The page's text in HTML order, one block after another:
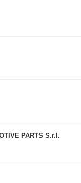
PARTS S.r.l.